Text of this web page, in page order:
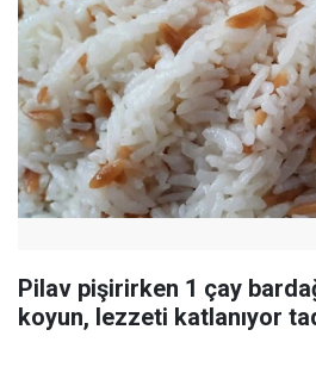
Pilav pişirirken 1 çay
koyun, lezzeti katlanıyor